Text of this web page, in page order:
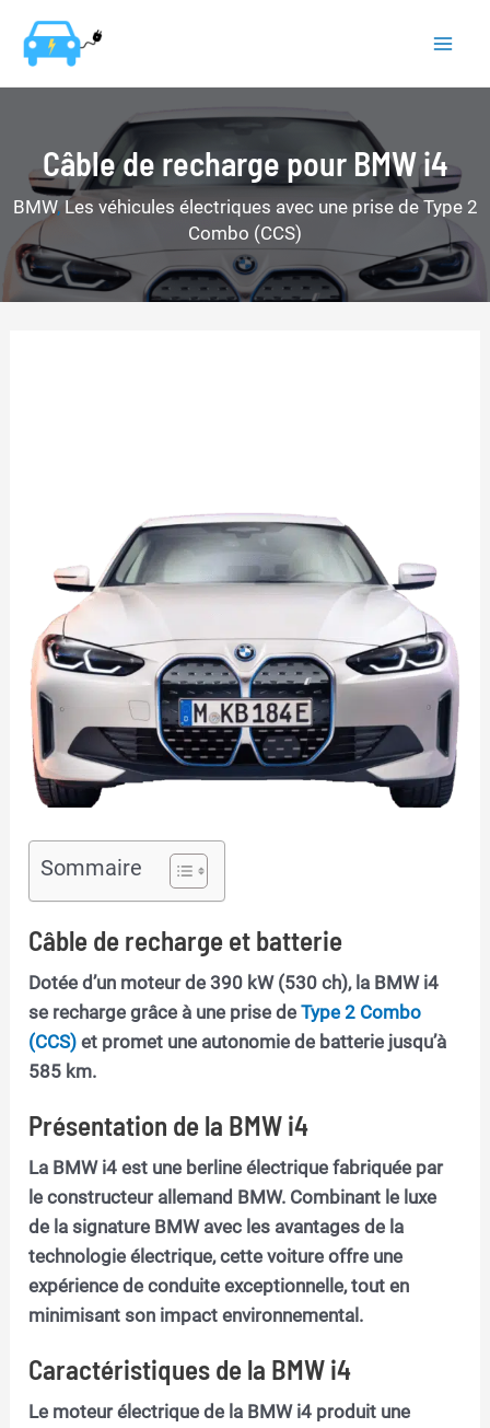
contenu
Câble de recharge pour BMW i4
BMW, Les véhicules électriques avec une prise de Type 2
Combo (CCS)
Sommaire
Câble de recharge et batterie
Dotée d’un moteur de 390 kW (530 ch), la BMW i4
se recharge grâce à une prise deType 2 Combo
(CCS) et promet une autonomie de batterie jusqu’à
585 km.
Présentation de la BMW i4
La BMW i4 est une berline électrique fabriquée par
le constructeur allemand BMW. Combinant le luxe
de la signature BMW avec les avantages de la
technologie électrique, cette voiture offre une
expérience de conduite exceptionnelle, tout en
minimisant son impact environnemental.
Caractéristiques de la BMW i4
Le moteur électrique de la BMW i4 produit une